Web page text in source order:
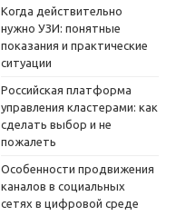
Когда действительно
нужно УЗИ: понятные
показания и практические
ситуации
Российская платформа
управления кластерами: как
сделать выбор и не
пожалеть
Особенности продвижения
каналов в социальных
сетях в цифровой среде